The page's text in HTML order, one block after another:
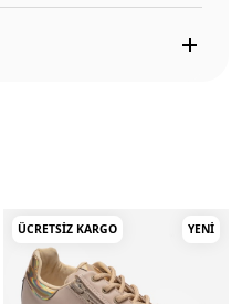
ÜCRETSIZ KARGO YENI